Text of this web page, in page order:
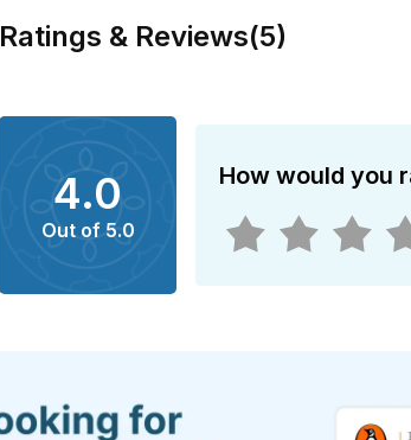
Ratings & Reviews(5)
4.0
Out of 5.0
How would you